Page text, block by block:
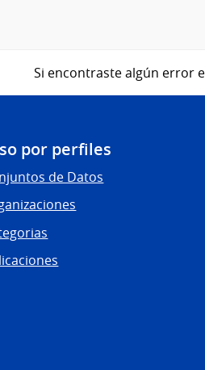
Si encontraste algún error
por perfiles
de Datos